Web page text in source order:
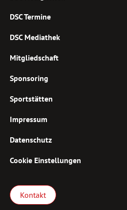
DSC Termine
DSC Mediathek
Mitgliedschaft
Sponsoring
Sportstätten
Impressum
Datenschutz
Cookie Einstellungen
Kontakt